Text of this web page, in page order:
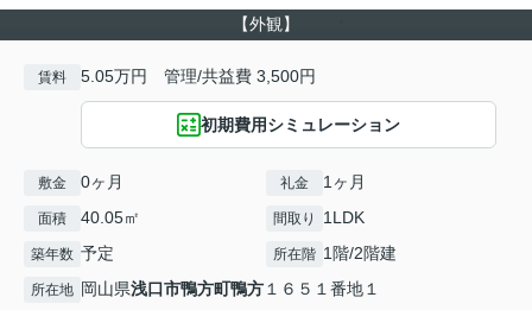
【外観】
賃料 5.05万円 管理/共益費 3,500円
初期費用シミュレーション
敷金 0ヶ月 礼金 1ヶ月
面積 40.05㎡ 間取り 1LDK
築年数 予定 所在階 1階/2階建
所在地 岡山県浅口市鴨方町鴨方１６５１番地１